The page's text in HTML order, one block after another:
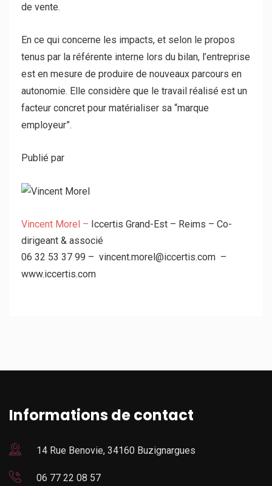
de vente.
En ce qui concerne les impacts, et selon le propos
tenus par la référente interne lors du bilan, l’entreprise
est en mesure de produire de nouveaux parcours en
autonomie. Elle considère que le travail réalisé est un
facteur concret pour matérialiser sa “marque
employeur”.
Publié par
Vincent Morel – Iccertis Grand-Est – Reims – Co-
dirigeant & associé
06 32 53 37 99 – vincent.morel@iccertis.com –
www.iccertis.com
Informations de contact
14 Rue Benovie, 34160 Buzignargues
06 77 22 08 57